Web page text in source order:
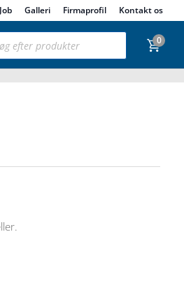
Job Galleri Firmaprofil Kontakt os
0